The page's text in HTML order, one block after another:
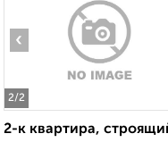
2/2
‹
2-к квартира,